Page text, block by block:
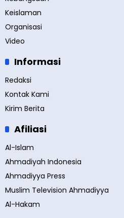
Keislaman
Organisasi
Video
Informasi
Redaksi
Kontak Kami
Kirim Berita
Afiliasi
Al-Islam
Ahmadiyah Indonesia
Ahmadiyya Press
Muslim Television Ahmadiyya
Al-Hakam